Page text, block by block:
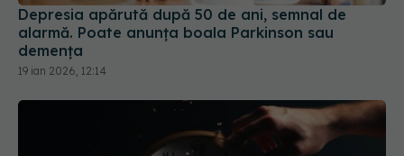
Depresia apărută după 50 de ani, semnal de
alarmă. Poate anunța boala Parkinson sau
demența
19 ian 2026, 12:14